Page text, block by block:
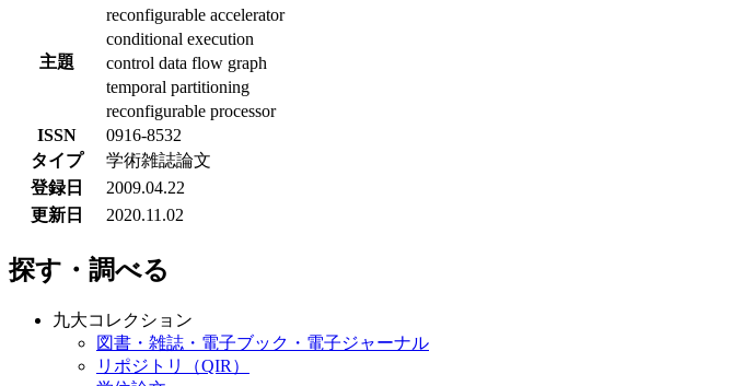
主題
reconfigurable accelerator
conditional execution
control data flow graph
temporal partitioning
reconfigurable processor
ISSN
0916-8532
タイプ
学術雑誌論文
登録日
2009.04.22
更新日
2020.11.02
探す・調べる
九大コレクション
図書・雑誌・電子ブック・電子ジャーナル
リポジトリ（QIR）